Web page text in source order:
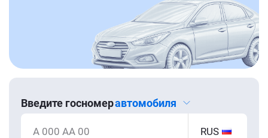
Введите госномеравтомобиля
А 000 АА 00 RUS